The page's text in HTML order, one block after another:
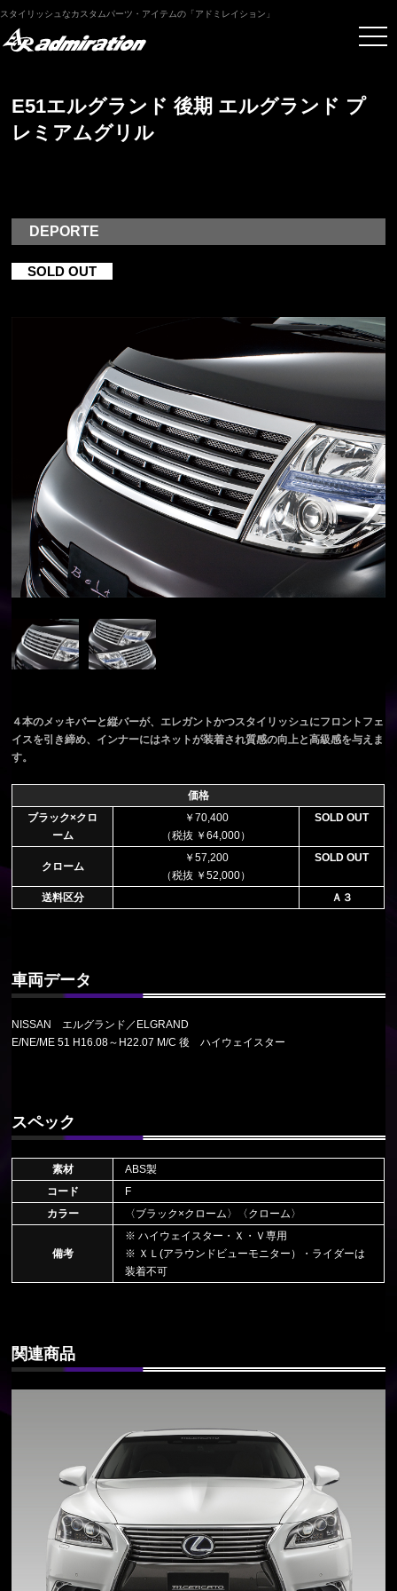
スタイリッシュなカスタムパーツ・アイテムの「アドミレイション」
E51エルグランド 後期 エルグランド プ
レミアムグリル
DEPORTE
SOLD OUT
４本のメッキバーと縦バーが、エレガントかつスタイリッシュにフロントフェ
イスを引き締め、インナーにはネットが装着され質感の向上と高級感を与えま
す。
価格
ブラック×クロ
ーム
￥70,400
（税抜 ￥64,000）
SOLD OUT
クローム
￥57,200
（税抜 ￥52,000）
SOLD OUT
送料区分 Ａ３
車両データ
NISSAN エルグランド／ELGRAND
E/NE/ME 51 H16.08～H22.07 M/C 後 ハイウェイスター
スペック
素材
ABS製
コード
F
カラー
〈ブラック×クローム〉〈クローム〉
備考
※ ハイウェイスター・Ｘ・Ｖ専用
※ ＸＬ(アラウンドビューモニター）・ライダーは
装着不可
関連商品